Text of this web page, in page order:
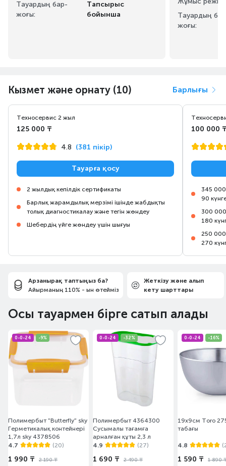
Тауардың бар-
жоғы:
Тапсырыс
бойынша
Тауардың
жоғы:
Кызмет және орнату (10) Барлығы
Техносервис 2 жыл
125 000 ₸
4.8 (381 пікір)
Тауарға қосу
2 жылдық кепілдік сертификаты
Барлық жарамдылық мерзімі ішінде жабдықты
толық диагностикалау және тегін жөндеу
Шебердің үйге жөндеу үшін шығуы
100 000
345 000
90
300 000
180
250 000
270
Арзанырақ таптыңыз ба?
Айырманың 110% - ын өтейміз
Жеткізу және алып
кету шарттары
Осы тауармен бірге сатып алады
0-0-24 -9%
Полимербыт "Butterfly" sky
Герметикалық контейнері
1,7л sky 4378506
4.7
(20)
1 990 ₸ 2 190 ₸
0-0-24 -32%
Полимербыт 4364300
Сусымалы тағамға
арналған құты 2,3 л
4.9
(27)
1 690 ₸ 2 490 ₸
0-0-24 -16%
19х9см Toro
табағы
4.8
1 590 ₸ 1 890